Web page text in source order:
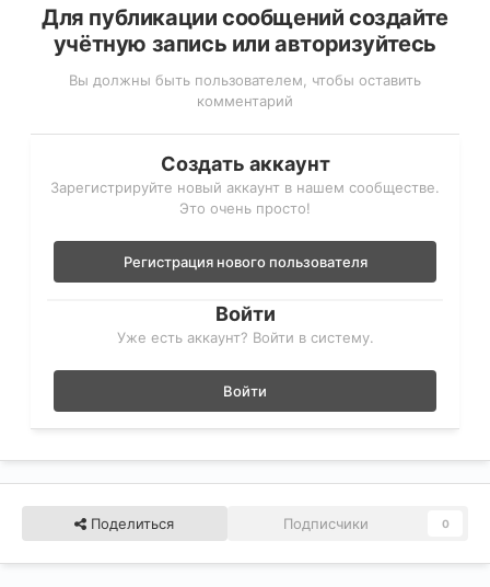
Для публикации сообщений создайте
учётную запись или авторизуйтесь
Вы должны быть пользователем, чтобы оставить
комментарий
Создать аккаунт
Зарегистрируйте новый аккаунт в нашем сообществе.
Это очень просто!
Регистрация нового пользователя
Войти
Уже есть аккаунт? Войти в систему.
Войти
Поделиться Подписчики 0